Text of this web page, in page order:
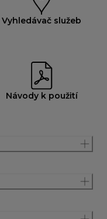
Vyhledávač služeb
Návody k použití